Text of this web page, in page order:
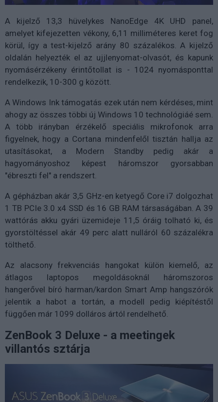
A kijelző 13,3 hüvelykes NanoEdge 4K UHD panel,
amelyet kifejezetten vékony, 6,11 milliméteres keret fog
körül, így a test-kijelző arány 80 százalékos. A kijelző
oldalán helyezték el az ujjlenyomat-olvasót, és kapunk
nyomásérzékeny érintőtollat is - 1024 nyomásponttal
rendelkezik, 10-300 g között.
A Windows Ink támogatás ezek után nem kérdéses, mint
ahogy az összes többi új Windows 10 technológiáé sem.
A több irányban érzékelő speciális mikrofonok arra
figyelnek, hogy a Cortana mindenfelől tisztán hallja az
utasításokat, a Modern Standby pedig akár a
hagyományoshoz képest háromszor gyorsabban
"ébreszti fel" a rendszert.
A gépházban akár 3,5 GHz-en ketyegő Core i7 dolgozhat
1 TB PCIe 3.0 x4 SSD és 16 GB RAM társaságában. A 39
wattórás akku gyári üzemideje 11,5 óráig tolható ki, és
gyorstöltéssel akár 49 perc alatt nulláról 60 százalékra
tölthető.
Az alacsony frekvenciás hangokat külön kiemelő, az
átlagos laptopos megoldásoknál háromszoros
hangerővel bíró harman/kardon Smart Amp hangszórók
jelentik a habot a tortán, a modell pedig kiépítéstől
függően már 1099 dolláros ártól rendelhető.
ZenBook 3 Deluxe - a meetingek
villantós sztárja